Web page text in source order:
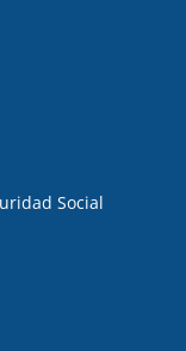
Social